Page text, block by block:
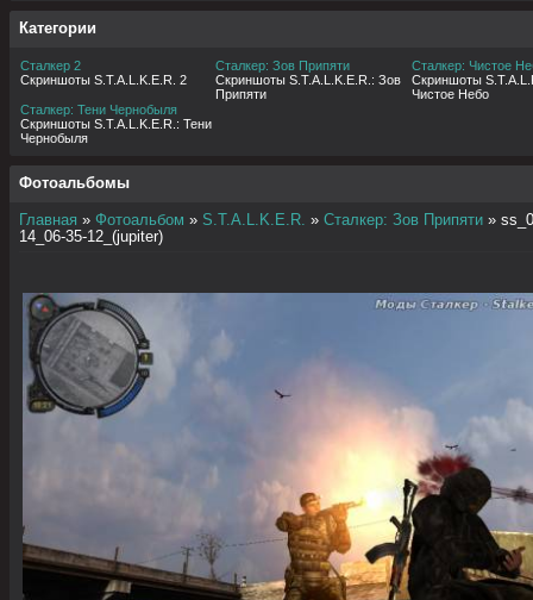
Категории
Сталкер 2
Скриншоты S.T.A.L.K.E.R. 2
Сталкер: Зов Припяти
Скриншоты S.T.A.L.K.E.R.: Зов
Припяти
Сталкер: Чистое
Скриншоты
Чистое Небо
Сталкер: Тени Чернобыля
Скриншоты S.T.A.L.K.E.R.: Тени
Чернобыля
Фотоальбомы
Главная » Фотоальбом » S.T.A.L.K.E.R. » Сталкер: Зов Припяти »
14_06-35-12_(jupiter)